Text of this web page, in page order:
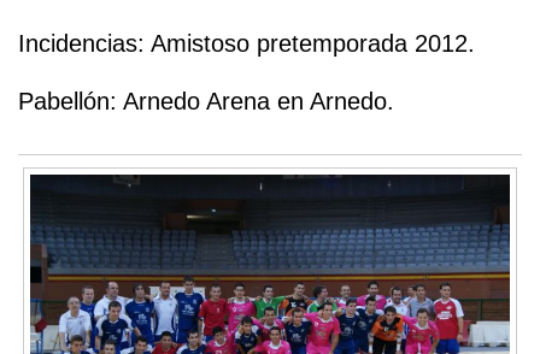
Incidencias: Amistoso pretemporada 2012.
Pabellón: Arnedo Arena en Arnedo.